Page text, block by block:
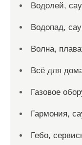
Водолей,
Водопад,
Волна,
Всё для
Газовое
Гармония,
Гебо,